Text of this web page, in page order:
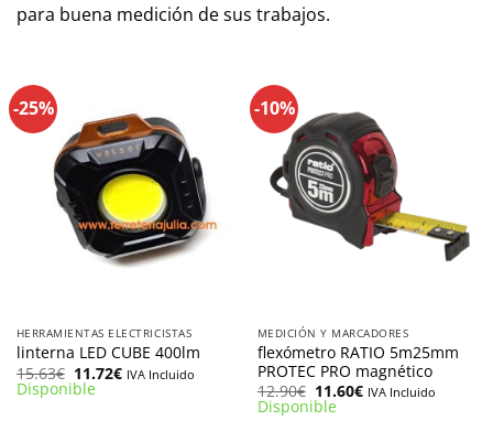
para buena medición de sus trabajos.
-25%
HERRAMIENTAS ELECTRICISTAS
linterna LED CUBE 400lm
15.63€ El
precio
original
11.72€El
precio
IVA Incluido
Disponible
-10%
MEDICIÓN Y MARCADORES
flexómetro RATIO 5m25mm
PROTEC PRO magnético
12.90€ El
precio
original
11.60€El
precio
IVA Incluido
Disponible